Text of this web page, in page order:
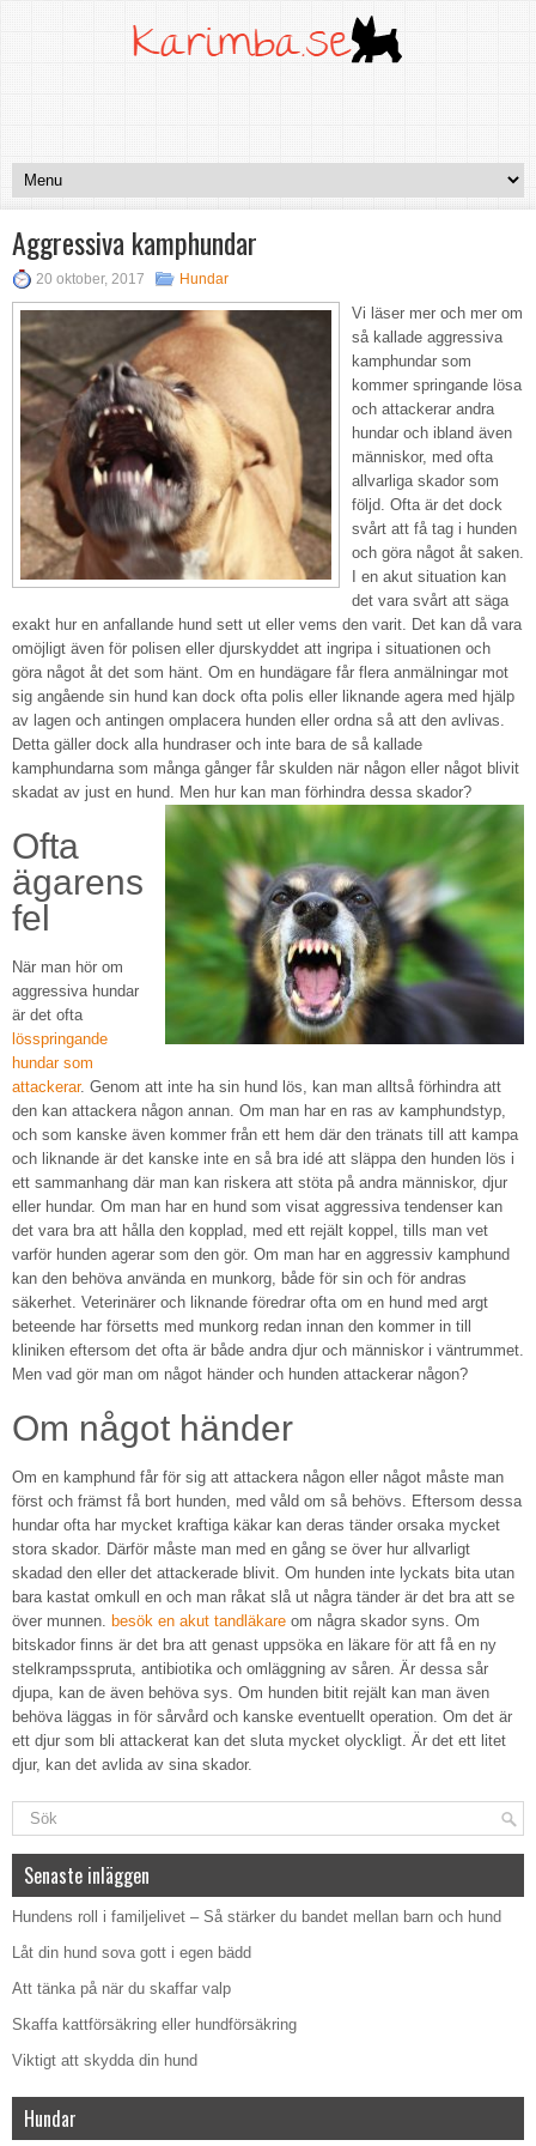
Aggressiva kamphundar
20 oktober, 2017 Hundar
Vi läser mer och mer om
så kallade aggressiva
kamphundar som
kommer springande lösa
och attackerar andra
hundar och ibland även
människor, med ofta
allvarliga skador som
följd. Ofta är det dock
svårt att få tag i hunden
och göra något åt saken.
I en akut situation kan
det vara svårt att säga
exakt hur en anfallande hund sett ut eller vems den varit. Det kan då vara
omöjligt även för polisen eller djurskyddet att ingripa i situationen och
göra något åt det som hänt. Om en hundägare får flera anmälningar mot
sig angående sin hund kan dock ofta polis eller liknande agera med hjälp
av lagen och antingen omplacera hunden eller ordna så att den avlivas.
Detta gäller dock alla hundraser och inte bara de så kallade
kamphundarna som många gånger får skulden när någon eller något blivit
skadat av just en hund. Men hur kan man förhindra dessa skador?
Ofta
ägarens
fel
När man hör om
aggressiva hundar
är det ofta
lösspringande
hundar som
attackerar. Genom att inte ha sin hund lös, kan man alltså förhindra att
den kan attackera någon annan. Om man har en ras av kamphundstyp,
och som kanske även kommer från ett hem där den tränats till att kampa
och liknande är det kanske inte en så bra idé att släppa den hunden lös i
ett sammanhang där man kan riskera att stöta på andra människor, djur
eller hundar. Om man har en hund som visat aggressiva tendenser kan
det vara bra att hålla den kopplad, med ett rejält koppel, tills man vet
varför hunden agerar som den gör. Om man har en aggressiv kamphund
kan den behöva använda en munkorg, både för sin och för andras
säkerhet. Veterinärer och liknande föredrar ofta om en hund med argt
beteende har försetts med munkorg redan innan den kommer in till
kliniken eftersom det ofta är både andra djur och människor i väntrummet.
Men vad gör man om något händer och hunden attackerar någon?
Om något händer
Om en kamphund får för sig att attackera någon eller något måste man
först och främst få bort hunden, med våld om så behövs. Eftersom dessa
hundar ofta har mycket kraftiga käkar kan deras tänder orsaka mycket
stora skador. Därför måste man med en gång se över hur allvarligt
skadad den eller det attackerade blivit. Om hunden inte lyckats bita utan
bara kastat omkull en och man råkat slå ut några tänder är det bra att se
över munnen. besök en akut tandläkare om några skador syns. Om
bitskador finns är det bra att genast uppsöka en läkare för att få en ny
stelkrampsspruta, antibiotika och omläggning av såren. Är dessa sår
djupa, kan de även behöva sys. Om hunden bitit rejält kan man även
behöva läggas in för sårvård och kanske eventuellt operation. Om det är
ett djur som bli attackerat kan det sluta mycket olyckligt. Är det ett litet
djur, kan det avlida av sina skador.
Senaste inläggen
Hundens roll i familjelivet – Så stärker du bandet mellan barn och hund
Låt din hund sova gott i egen bädd
Att tänka på när du skaffar valp
Skaffa kattförsäkring eller hundförsäkring
Viktigt att skydda din hund
Hundar